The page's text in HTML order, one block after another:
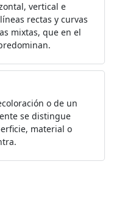
vertical e
rectas y curvas
mixtas, que en el
o de un
se distingue
material o